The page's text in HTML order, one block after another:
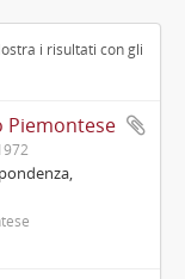
i risultati con gli
Piemontese